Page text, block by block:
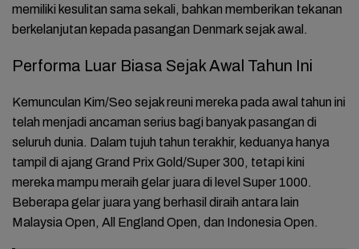
memiliki kesulitan sama sekali, bahkan memberikan tekanan
berkelanjutan kepada pasangan Denmark sejak awal.
Performa Luar Biasa Sejak Awal Tahun Ini
Kemunculan Kim/Seo sejak reuni mereka pada awal tahun ini
telah menjadi ancaman serius bagi banyak pasangan di
seluruh dunia. Dalam tujuh tahun terakhir, keduanya hanya
tampil di ajang Grand Prix Gold/Super 300, tetapi kini
mereka mampu meraih gelar juara di level Super 1000.
Beberapa gelar juara yang berhasil diraih antara lain
Malaysia Open, All England Open, dan Indonesia Open.